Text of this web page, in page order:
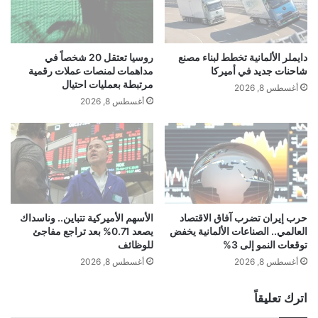
newsiraq.net — قلق أوروبي من تكنولوجيا الطاقة الشمسية
الصينية.. لهذا السبب
O
p
e
n
A
ك
ش
ف
ر
ا
ع
ا
ل
ت
ل
ا
د
ة
ض
ئ
ب
ع
ل
ى
أ
ص
ح
ا
ب
ل
د
دايملر الألمانية تخطط لبناء مصنع
شاحنات جديد في أميركا
أغسطس 8, 2026
روسيا تعتقل 20 شخصاً في
مداهمات لمنصات عملات رقمية
مرتبطة بعمليات احتيال
أغسطس 8, 2026
حرب إيران تضرب آفاق الاقتصاد
العالمي.. الصناعات الألمانية يخفض
توقعات النمو إلى 3%
أغسطس 8, 2026
الأسهم الأميركية تتباين.. وناسداك
يصعد 0.71% بعد تراجع مفاجئ
للوظائف
أغسطس 8, 2026
اترك تعليقاً